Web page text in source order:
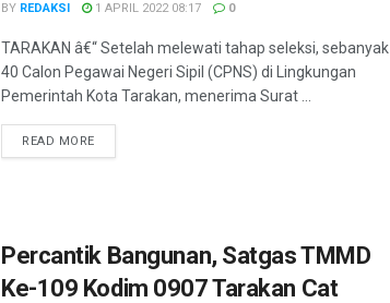
BY REDAKSI 1 APRIL 2022 08:17 0
TARAKAN â€“ Setelah melewati tahap seleksi, sebanyak
40 Calon Pegawai Negeri Sipil (CPNS) di Lingkungan
Pemerintah Kota Tarakan, menerima Surat ...
READ MOREDETAILS
Percantik Bangunan, Satgas TMMD
Ke-109 Kodim 0907 Tarakan Cat